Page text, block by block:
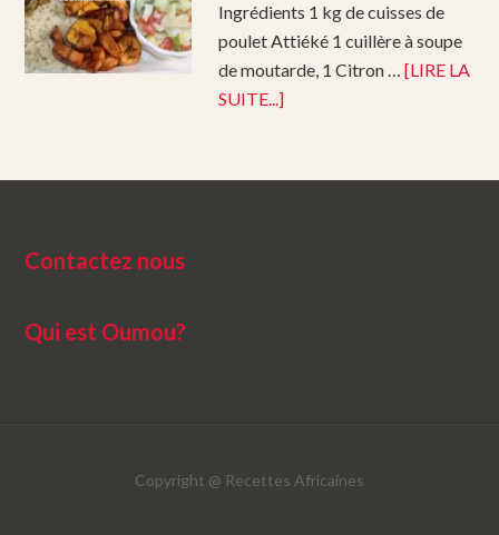
Ingrédients 1 kg de cuisses de
poulet Attiéké 1 cuillère à soupe
de moutarde, 1 Citron …[LIRE LA
SUITE...]
Contactez nous
Qui est Oumou?
Copyright @ Recettes Africaines